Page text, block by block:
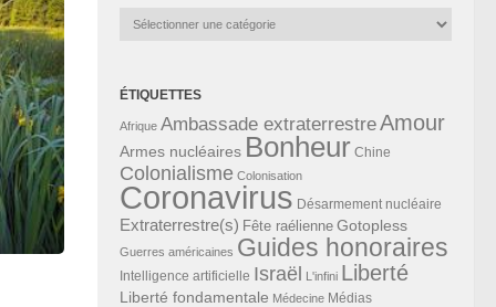
Catégories
ÉTIQUETTES
Afrique Ambassade extraterrestreAmour
Armes nucléaires Bonheur Chine
Colonialisme Colonisation
Coronavirus Désarmement nucléaire
Extraterrestre(s) Fête raélienne Gotopless
Guerres américaines Guides honoraires
Intelligence artificielle Israël L'infini Liberté
Liberté fondamentale Médecine Médias